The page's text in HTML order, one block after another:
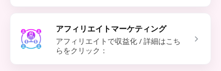
アフィリエイトマーケティング
アフィリエイトで収益化 / 詳細はこち
らをクリック：